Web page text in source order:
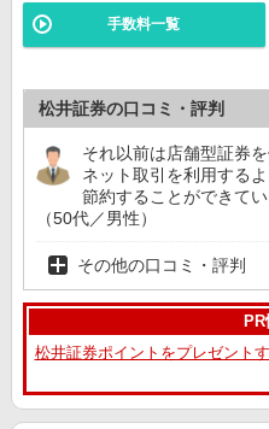
手数料一覧
松井証券の口コミ・評判
それ以前は店舗型証券
ネット取引を利用する
節約することができて
（50代／男性）
その他の口コミ・評判
松井証券ポイントをプレゼント